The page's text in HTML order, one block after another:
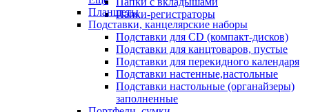
Папки-регистраторы
Планшеты
Подставки, канцелярские наборы
Подставки для CD (компакт-дисков)
Подставки для канцтоваров, пустые
Подставки для перекидного календаря
Подставки настенные,настольные
Подставки настольные (органайзеры)
заполненные